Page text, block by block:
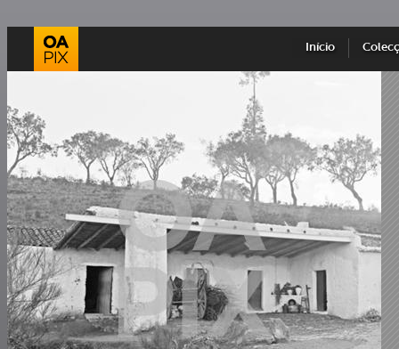
Início